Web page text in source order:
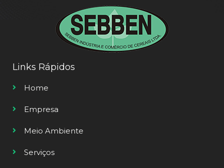
Links Rápidos
Home
Empresa
Meio Ambiente
Serviços